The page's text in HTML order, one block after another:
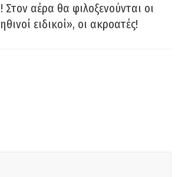
αέρα θα φιλοξενούνται οι
ειδικοί», οι ακροατές!